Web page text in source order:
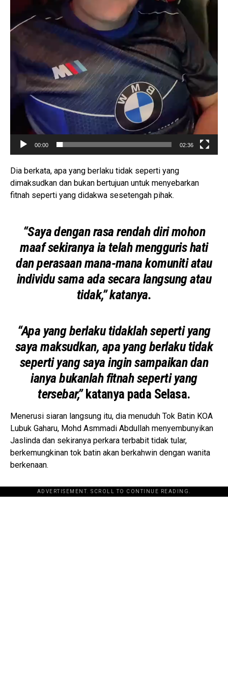
00:00 02:36
Dia berkata, apa yang berlaku tidak seperti yang
dimaksudkan dan bukan bertujuan untuk menyebarkan
fitnah seperti yang didakwa sesetengah pihak.
“Saya dengan rasa rendah diri mohon
maaf sekiranya ia telah mengguris hati
dan perasaan mana-mana komuniti atau
individu sama ada secara langsung atau
tidak,” katanya.
“Apa yang berlaku tidaklah seperti yang
saya maksudkan, apa yang berlaku tidak
seperti yang saya ingin sampaikan dan
ianya bukanlah fitnah seperti yang
tersebar,”katanya pada Selasa.
Menerusi siaran langsung itu, dia menuduh Tok Batin KOA
Lubuk Gaharu, Mohd Asmmadi Abdullah menyembunyikan
Jaslinda dan sekiranya perkara terbabit tidak tular,
berkemungkinan tok batin akan berkahwin dengan wanita
berkenaan.
ADVERTISEMENT. SCROLL TO CONTINUE READING.